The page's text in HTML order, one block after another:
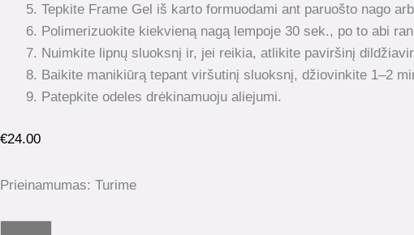
Tepkite Frame Gel iš karto formuodami ant paruošto nago
Polimerizuokite kiekvieną nagą lempoje 30 sek., po to abi
Nuimkite lipnų sluoksnį ir, jei reikia, atlikite paviršinį
Baikite manikiūrą tepant viršutinį sluoksnį, džiovinkite 1–2
Patepkite odeles drėkinamuoju aliejumi.
€24.00
Prieinamumas: Turime